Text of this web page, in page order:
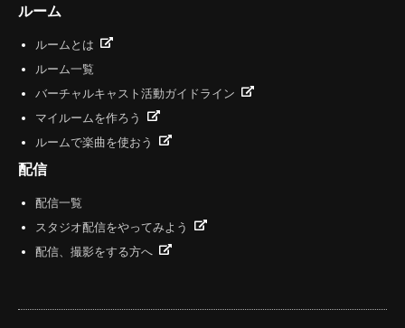
ルーム
ルームとは
ルーム一覧
バーチャルキャスト活動ガイドライン
マイルームを作ろう
ルームで楽曲を使おう
配信
配信一覧
スタジオ配信をやってみよう
配信、撮影をする方へ